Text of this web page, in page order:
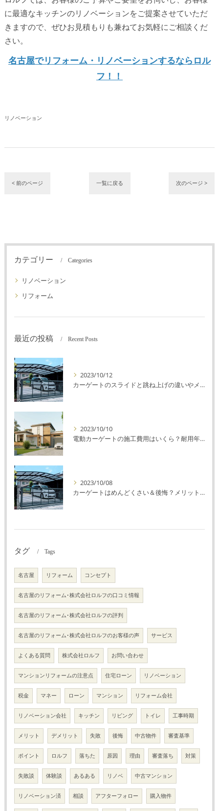
に最適なキッチンのリノベーションをご提案させていただ
きますので、ぜひお見積もりも兼ねてお気軽にご相談くだ
さい。
名古屋でリフォーム・リノベーションするならロル
フ！！
リノベーション
< 前のページ 一覧に戻る 次のページ >
カテゴリー Categories
リノベーション
リフォーム
最近の投稿 Recent Posts
2023/10/12
カーゲートのスライドと跳ね上げの違いやメリットデメリットを解説！
2023/10/10
電動カーゲートの施工費用はいくら？耐用年数や注意点を解説！
2023/10/08
カーゲートはめんどくさい＆後悔？メリット・デメリットを解説！
タグ Tags
名古屋 リフォーム コンセプト
名古屋のリフォーム･株式会社ロルフの口コミ情報
名古屋のリフォーム･株式会社ロルフの評判
名古屋のリフォーム･株式会社ロルフのお客様の声 サービス
よくある質問 株式会社ロルフ お問い合わせ
マンションリフォームの注意点 住宅ローン リノベーション
税金 マネー ローン マンション リフォーム会社
リノベーション会社 キッチン リビング トイレ 工事時期
メリット デメリット 失敗 後悔 中古物件 審査基準
ポイント ロルフ 落ちた 原因 理由 審査落ち 対策
失敗談 体験談 あるある リノベ 中古マンション
リノベーション済 相談 アフターフォロー 購入物件